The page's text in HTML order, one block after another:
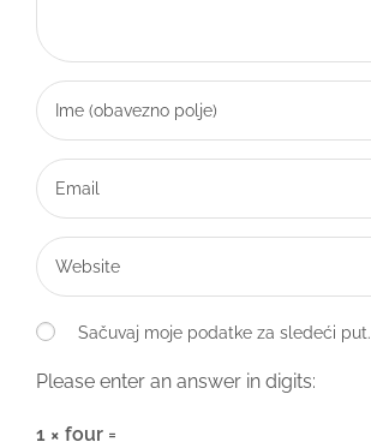
Sačuvaj moje podatke za sledeći put.
Please enter an answer in digits:
1 × four =